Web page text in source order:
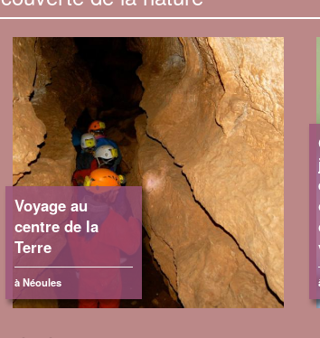
Voyage au
centre de la
Terre
à Néoules